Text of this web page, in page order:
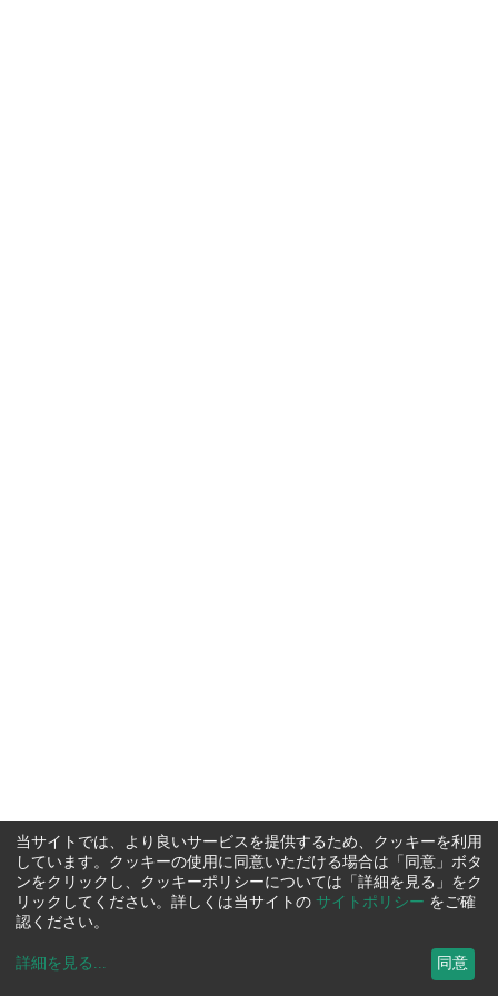
当サイトでは、より良いサービスを提供するため、クッキーを利用
しています。クッキーの使用に同意いただける場合は「同意」ボタ
ンをクリックし、クッキーポリシーについては「詳細を見る」をク
リックしてください。詳しくは当サイトの サイトポリシー をご確
認ください。
詳細を見る ... 同意